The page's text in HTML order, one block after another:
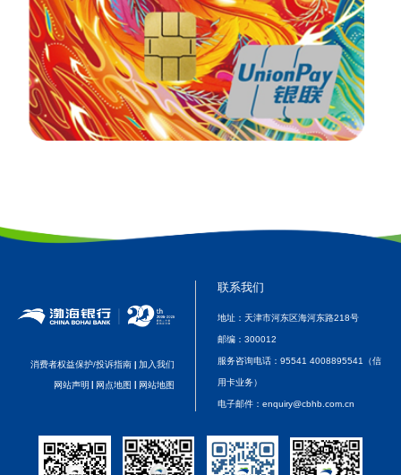
消费者权益保护/投诉指南 加入我们
网站声明 网点地图 网站地图
联系我们
地址：天津市河东区海河东路218号
邮编： 300012
服务咨询电话： 95541 4008895541（信
用卡业务）
电子邮件： enquiry@cbhb.com.cn